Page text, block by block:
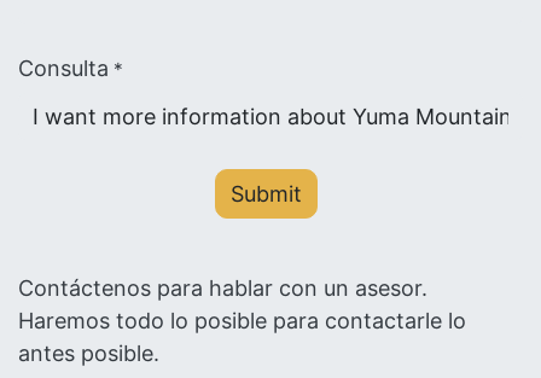
Consulta *
Submit
Contáctenos para hablar con un asesor.
Haremos todo lo posible para contactarle lo
antes posible.